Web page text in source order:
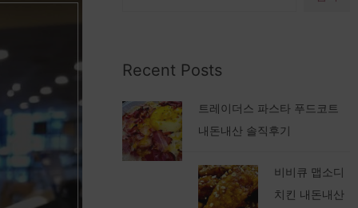
Recent Posts
트레이더스 파스타 푸드코트
내돈내산 솔직후기
비비큐 맵소디
치킨 내돈내산